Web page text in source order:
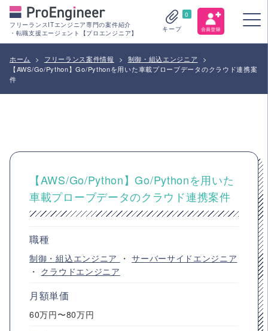
フリーランスITエンジニア専門の案件紹介
・転職支援エージェント【プロエンジニア】
0
キープ
ホーム > フリーランス案件情報 > 制御・組込エンジニア
>
【AWS/Go/Python】Go/Pythonを用いた車載プローブデータのクラウド連携案
件
【AWS/Go/Python】Go/Pythonを用いた
車載プローブデータのクラウド連携案件
職種
制御・組込エンジニア ・サーバーサイドエンジニア
・ クラウドエンジニア
月額単価
60万円〜80万円